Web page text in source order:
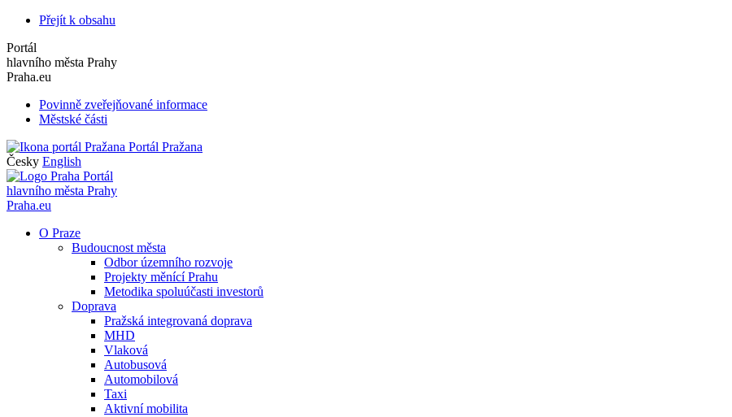
Přejít k obsahu
Portál
hlavního města Prahy
Praha.eu
Povinně zveřejňované informace
Městské části
Portál Pražana
Česky English
Portál
hlavního města Prahy
Praha.eu
O Praze
Budoucnost města
Odbor územního rozvoje
Projekty měnící Prahu
Metodika spoluúčasti investorů
Doprava
Pražská integrovaná doprava
MHD
Vlaková
Autobusová
Automobilová
Taxi
Aktivní mobilita